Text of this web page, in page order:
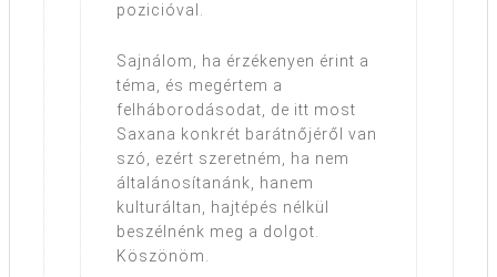
pozicióval.
Sajnálom, ha érzékenyen érint a
téma, és megértem a
felháborodásodat, de itt most
Saxana konkrét barátnőjéről van
szó, ezért szeretném, ha nem
általánosítanánk, hanem
kulturáltan, hajtépés nélkül
beszélnénk meg a dolgot.
Köszönöm.